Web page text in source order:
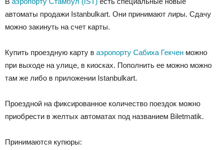
автоматы продажи Istanbulkart. Они принимают лиры. Сдачу
можно закинуть на счет карты.
Купить проездную карту в аэропорту Сабиха Гекчен можно
при выходе на улице, в киосках. Пополнить ее можно можно
там же либо в приложении Istanbulkart.
Проездной на фиксированное количество поездок можно
приобрести в желтых автоматах под названием Biletmatik.
Принимаются купюры: